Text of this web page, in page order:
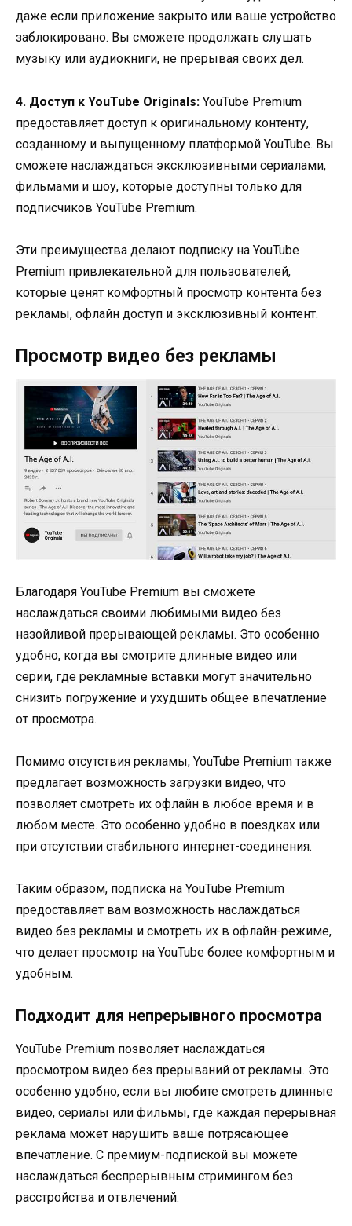
даже если приложение закрыто или ваше устройство
заблокировано. Вы сможете продолжать слушать
музыку или аудиокниги, не прерывая своих дел.
4. Доступ к YouTube Originals: YouTube Premium
предоставляет доступ к оригинальному контенту,
созданному и выпущенному платформой YouTube. Вы
сможете наслаждаться эксклюзивными сериалами,
фильмами и шоу, которые доступны только для
подписчиков YouTube Premium.
Эти преимущества делают подписку на YouTube
Premium привлекательной для пользователей,
которые ценят комфортный просмотр контента без
рекламы, офлайн доступ и эксклюзивный контент.
Просмотр видео без рекламы
Благодаря YouTube Premium вы сможете
наслаждаться своими любимыми видео без
назойливой прерывающей рекламы. Это особенно
удобно, когда вы смотрите длинные видео или
серии, где рекламные вставки могут значительно
снизить погружение и ухудшить общее впечатление
от просмотра.
Помимо отсутствия рекламы, YouTube Premium также
предлагает возможность загрузки видео, что
позволяет смотреть их офлайн в любое время и в
любом месте. Это особенно удобно в поездках или
при отсутствии стабильного интернет-соединения.
Таким образом, подписка на YouTube Premium
предоставляет вам возможность наслаждаться
видео без рекламы и смотреть их в офлайн-режиме,
что делает просмотр на YouTube более комфортным и
удобным.
Подходит для непрерывного просмотра
YouTube Premium позволяет наслаждаться
просмотром видео без прерываний от рекламы. Это
особенно удобно, если вы любите смотреть длинные
видео, сериалы или фильмы, где каждая перерывная
реклама может нарушить ваше потрясающее
впечатление. С премиум-подпиской вы можете
наслаждаться беспрерывным стримингом без
расстройства и отвлечений.